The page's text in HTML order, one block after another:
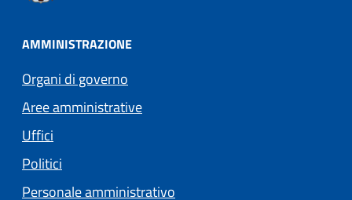
AMMINISTRAZIONE
Organi di governo
Aree amministrative
Uffici
Politici
Personale amministrativo